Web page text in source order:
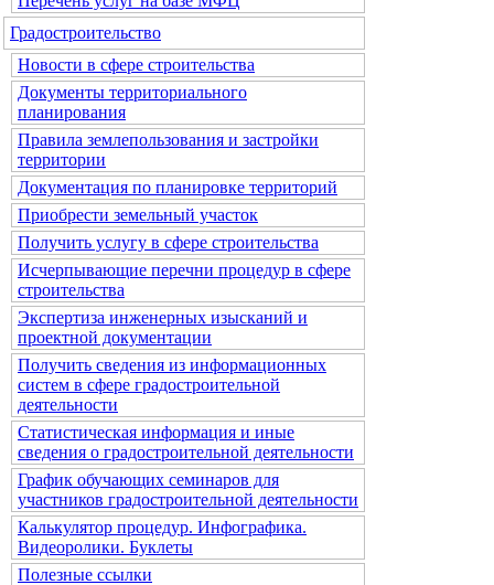
Градостроительство
Новости в сфере строительства
Документы территориального
планирования
Правила землепользования и застройки
территории
Документация по планировке территорий
Приобрести земельный участок
Получить услугу в сфере строительства
Исчерпывающие перечни процедур в сфере
строительства
Экспертиза инженерных изысканий и
проектной документации
Получить сведения из информационных
систем в сфере градостроительной
деятельности
Статистическая информация и иные
сведения о градостроительной деятельности
График обучающих семинаров для
участников градостроительной деятельности
Калькулятор процедур. Инфографика.
Видеоролики. Буклеты
Полезные ссылки